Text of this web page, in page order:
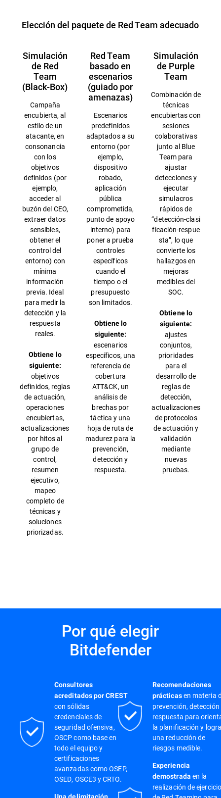
Elección del paquete de Red Team adecuado
Simulación
de Red
Team
(Black-Box)
Campaña
encubierta, al
estilo de un
atacante, en
consonancia
con los
objetivos
definidos (por
ejemplo,
acceder al
buzón del CEO,
extraer datos
sensibles,
obtener el
control del
entorno) con
mínima
información
previa. Ideal
para medir la
detección y la
respuesta
reales.
Obtiene lo
siguiente:
objetivos
definidos, reglas
de actuación,
operaciones
encubiertas,
actualizaciones
por hitos al
grupo de
control,
resumen
ejecutivo,
mapeo
completo de
técnicas y
soluciones
priorizadas.
Red Team
basado en
escenarios
(guiado por
amenazas)
Escenarios
predefinidos
adaptados a su
entorno (por
ejemplo,
dispositivo
robado,
aplicación
pública
comprometida,
punto de apoyo
interno) para
poner a prueba
controles
específicos
cuando el
tiempo o el
presupuesto
son limitados.
Obtiene lo
siguiente:
escenarios
específicos, una
referencia de
cobertura
ATT&CK, un
análisis de
brechas por
táctica y una
hoja de ruta de
madurez para la
prevención,
detección y
respuesta.
Simulación
de Purple
Team
Combinación de
técnicas
encubiertas con
sesiones
colaborativas
junto al Blue
Team para
ajustar
detecciones y
ejecutar
simulacros
rápidos de
“detección‑clasi
ficación‑respue
sta”, lo que
convierte los
hallazgos en
mejoras
medibles del
SOC.
Obtiene lo
siguiente:
ajustes
conjuntos,
prioridades
para el
desarrollo de
reglas de
detección,
actualizaciones
de protocolos
de actuación y
validación
mediante
nuevas
pruebas.
Por qué elegir
Bitdefender
Consultores
acreditados por CREST
con sólidas
credenciales de
seguridad ofensiva,
OSCP como base en
todo el equipo y
certificaciones
avanzadas como OSEP,
OSED, OSCE3 y CRTO.
Recomendaciones
prácticasen materia
prevención, detección
respuesta para
la planificación y
una reducción de
riesgos medible.
Experiencia
demostrada en la
realización de